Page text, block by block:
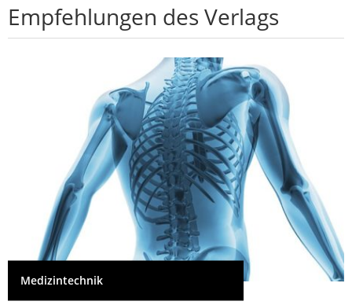
Empfehlungen des Verlags
Medizintechnik